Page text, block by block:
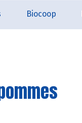
Biocoop